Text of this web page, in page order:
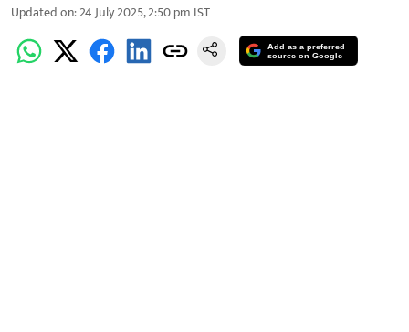
Updated on:24 July 2025, 2:50 pm IST
Add as a preferred
source on Google